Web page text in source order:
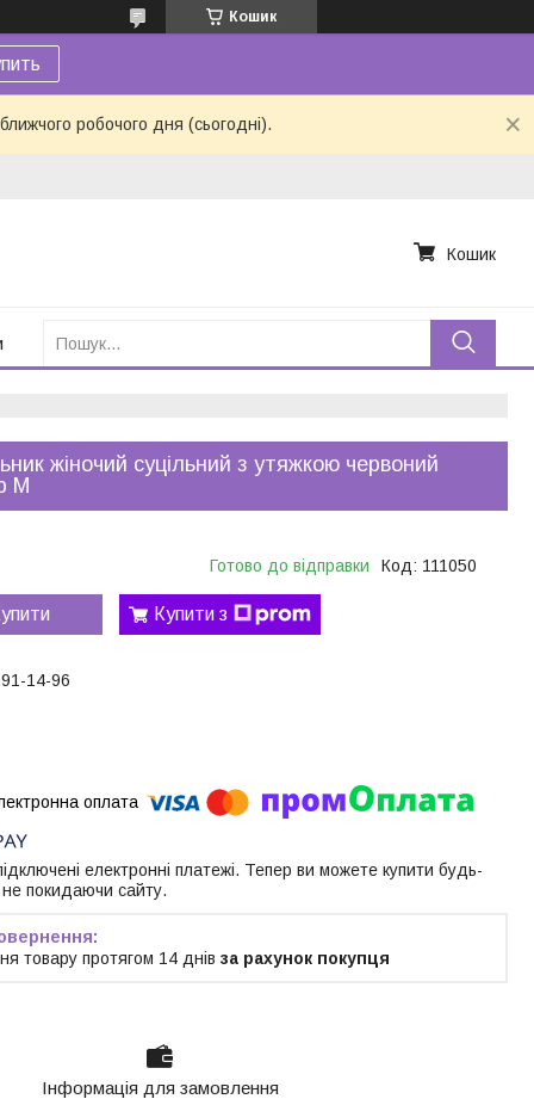
Кошик
робочого дня (сьогодні).
Кошик
жіночий суцільний з утяжкою червоний
М
Готово до відправки Код: 111050
Купити з
14-96
електронні платежі. Тепер ви можете купити будь-
покидаючи сайту.
товару протягом 14 днів за рахунок покупця
Інформація для замовлення